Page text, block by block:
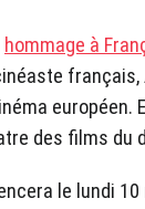
hommage à
européen.
des films du
le lundi